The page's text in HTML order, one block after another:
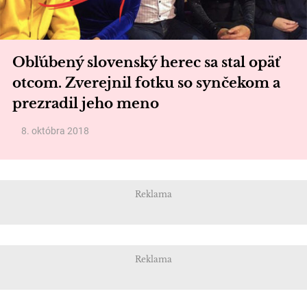
Obľúbený slovenský herec sa stal opäť
otcom. Zverejnil fotku so synčekom a
prezradil jeho meno
8. októbra 2018
Reklama
Reklama